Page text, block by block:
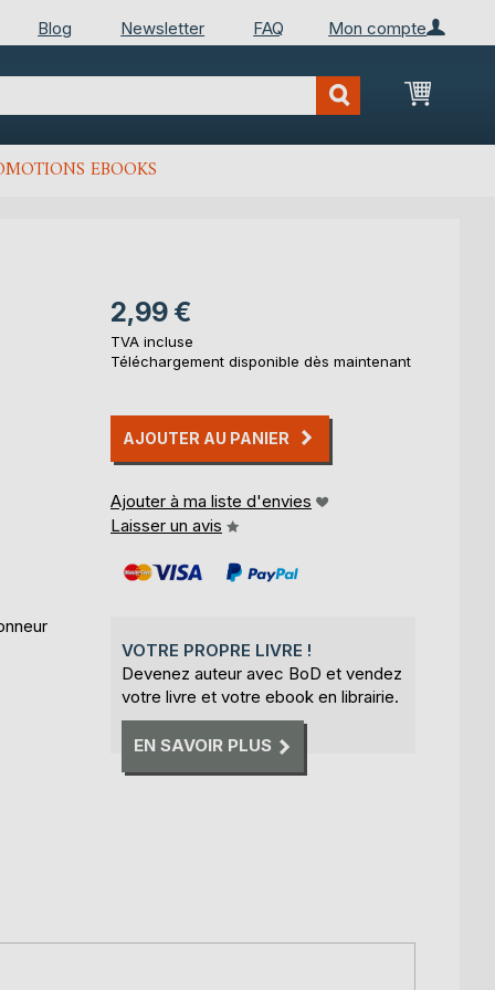
Mon compte
Blog Newsletter FAQ
Mon
EBOOKS
2,99 €
TVA incluse
Téléchargement disponible dès maintenant
AJOUTER AU PANIER
Ajouter à ma liste d'envies
Laisser un avis
VOTRE PROPRE LIVRE !
Devenez auteur avec BoD et vendez
votre livre et votre ebook en librairie.
EN SAVOIR PLUS